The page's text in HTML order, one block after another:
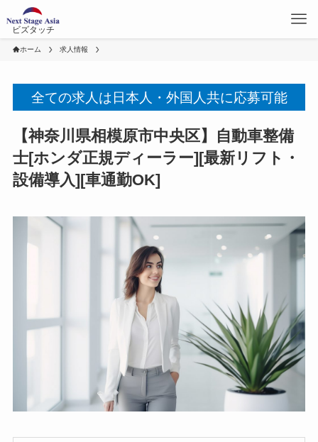
ビズタッチ
ホーム 求人情報
全ての求人は日本人・外国人共に応募可能
【神奈川県相模原市中央区】自動車整備
士[ホンダ正規ディーラー][最新リフト・
設備導入][車通勤OK]